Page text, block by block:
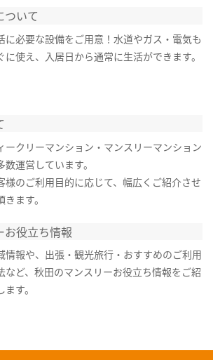
ついて
に必要な設備をご用意！水道やガス・電気も
に使え、入居日から通常に生活ができます。
ークリーマンション・マンスリーマンション
数運営しています。
様のご利用目的に応じて、幅広くご紹介させ
きます。
お役立ち情報
情報や、出張・観光旅行・おすすめのご利用
など、秋田のマンスリーお役立ち情報をご紹
ます。